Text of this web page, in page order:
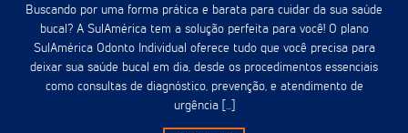
Buscando por uma forma prática e barata para cuidar da sua saúde
bucal? A SulAmérica tem a solução perfeita para você! O plano
SulAmérica Odonto Individual oferece tudo que você precisa para
deixar sua saúde bucal em dia, desde os procedimentos essenciais
como consultas de diagnóstico, prevenção, e atendimento de
urgência [...]